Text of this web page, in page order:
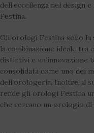
dell’eccellenza nel design
Festina.
Gli orologi Festina sono
la combinazione ideale tra
distintivi e un’innovazione
consolidata come uno dei
dell’orologeria. Inoltre, il
rende gli orologi Festina
che cercano un orologio